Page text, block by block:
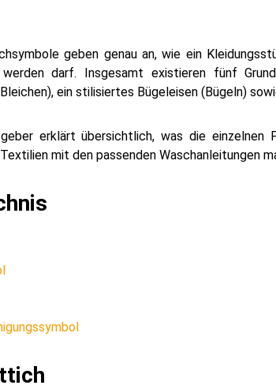
geben genau an, wie ein
darf. Insgesamt existieren fünf
ein stilisiertes Bügeleisen (Bügeln)
erklärt übersichtlich, was die
mit den passenden Waschanleitungen